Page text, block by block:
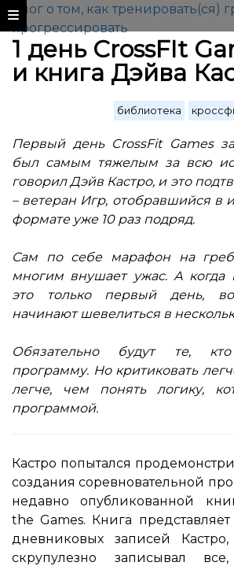
Блог о том, как тренировать(ся)
прогрессировать
1 день CrossFIt
и книга Дэйва
библиотека
Первый день CrossFit Games
был самым тяжелым за всю
говорил Дэйв Кастро, и это
– ветеран Игр, отобравшийся в
формате уже 10 раз подряд.
Сам по себе марафон на
многим внушает ужас. А когда
это только первый день,
начинают шевелиться в
Обязательно будут те, кто
программу. Но критиковать
легче, чем понять логику,
программой.
Кастро попытался
создания соревновательной
недавно опубликованной
the Games. Книга
дневниковых записей
скрупулезно записывал